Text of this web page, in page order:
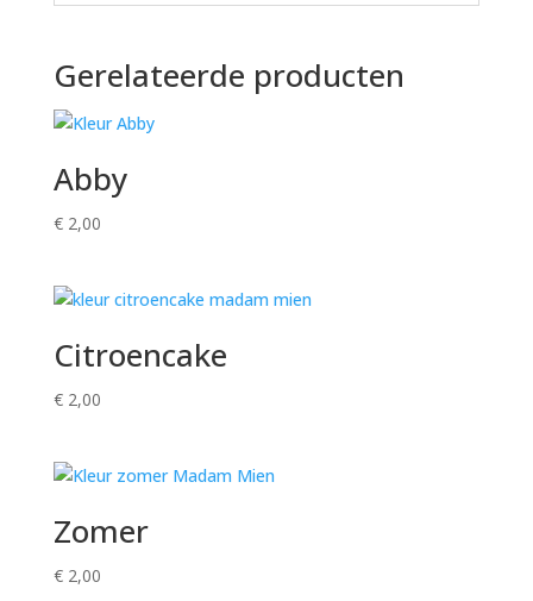
Gerelateerde producten
Abby
€2,00
Citroencake
€2,00
Zomer
€2,00